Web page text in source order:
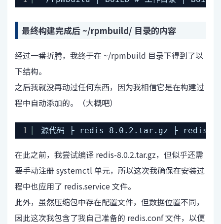
最终构建完成后 ~/rpmbuild/ 目录的内容
经过一番折腾，我终于在 ~/rpmbuild 目录下得到了以
下结构。
之后我就没再动过任何东西，因为我相信它是在构建过
程中自动添加的。（大概吧）
1 源代码 ├ redis-8.0.2.tar.gz ├
在此之前，我尝试编译 redis-8.0.2.tar.gz，但似乎还需
要手动注册 systemctl 单元，所以这次我确保在安装过
程中也应用了 redis.service 文件。
此外，虽然压缩包中存在配置文件，但数据位置不同，
因此这次我包含了我自己准备的 redis.conf 文件，以便